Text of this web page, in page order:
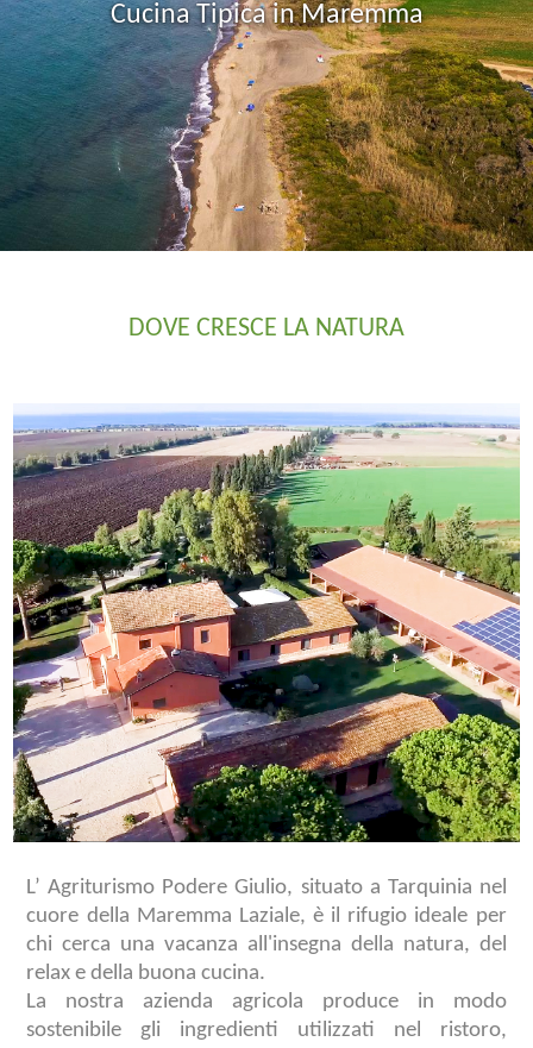
Cucina Tipica in Maremma
DOVE CRESCE LA NATURA
L’ Agriturismo Podere Giulio, situato a Tarquinia nel
cuore della Maremma Laziale, è il rifugio ideale per
chi cerca una vacanza all'insegna della natura, del
relax e della buona cucina.
La nostra azienda agricola produce in modo
sostenibile gli ingredienti utilizzati nel ristoro,